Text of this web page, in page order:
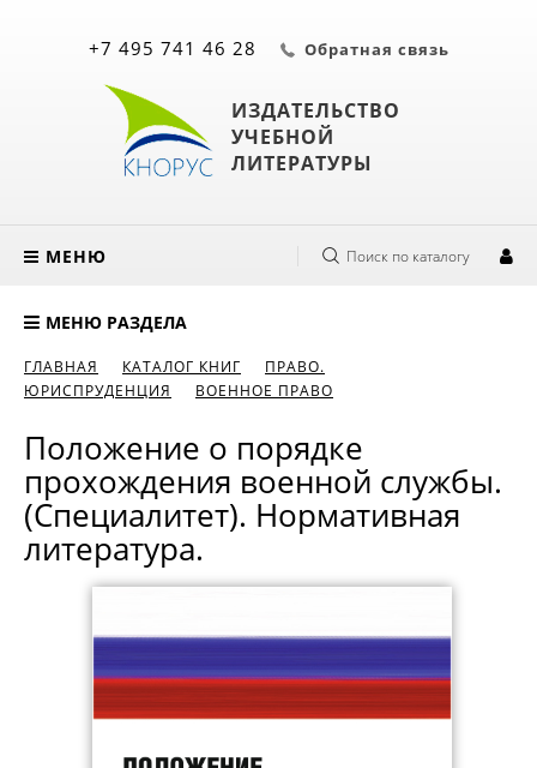
ИЗДАТЕЛЬСТВО
УЧЕБНОЙ
ЛИТЕРАТУРЫ
+7 495 741 46 28 Обратная связь
МЕНЮ Поиск по каталогу
МЕНЮ РАЗДЕЛА
ГЛАВНАЯ КАТАЛОГ КНИГ
ПРАВО.
ЮРИСПРУДЕНЦИЯ
ВОЕННОЕ ПРАВО
Положение о порядке
прохождения военной службы.
(Специалитет). Нормативная
литература.